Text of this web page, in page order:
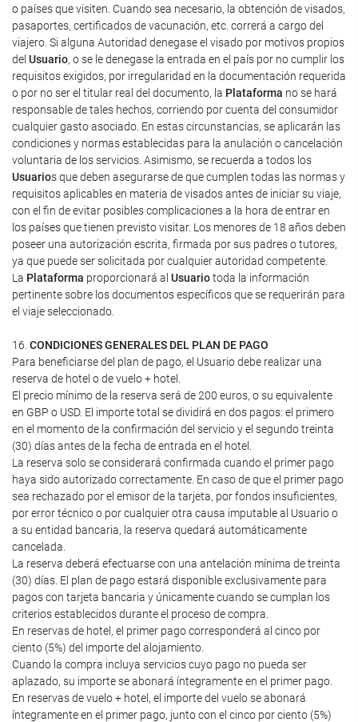
o países que visiten. Cuando sea necesario, la obtención de visados,
pasaportes, certificados de vacunación, etc. correrá a cargo del
viajero. Si alguna Autoridad denegase el visado por motivos propios
del Usuario, o se le denegase la entrada en el país por no cumplir los
requisitos exigidos, por irregularidad en la documentación requerida
o por no ser el titular real del documento, la Plataforma no se hará
responsable de tales hechos, corriendo por cuenta del consumidor
cualquier gasto asociado. En estas circunstancias, se aplicarán las
condiciones y normas establecidas para la anulación o cancelación
voluntaria de los servicios. Asimismo, se recuerda a todos los
Usuarios que deben asegurarse de que cumplen todas las normas y
requisitos aplicables en materia de visados antes de iniciar su viaje,
con el fin de evitar posibles complicaciones a la hora de entrar en
los países que tienen previsto visitar. Los menores de 18 años deben
poseer una autorización escrita, firmada por sus padres o tutores,
ya que puede ser solicitada por cualquier autoridad competente.
La Plataforma proporcionará al Usuariotoda la información
pertinente sobre los documentos específicos que se requerirán para
el viaje seleccionado.
16. CONDICIONES GENERALES DEL PLAN DE PAGO
Para beneficiarse del plan de pago, el Usuario debe realizar una
reserva de hotel o de vuelo + hotel.
El precio mínimo de la reserva será de 200 euros, o su equivalente
en GBP o USD. El importe total se dividirá en dos pagos: el primero
en el momento de la confirmación del servicio y el segundo treinta
(30) días antes de la fecha de entrada en el hotel.
La reserva solo se considerará confirmada cuando el primer pago
haya sido autorizado correctamente. En caso de que el primer pago
sea rechazado por el emisor de la tarjeta, por fondos insuficientes,
por error técnico o por cualquier otra causa imputable al Usuario o
a su entidad bancaria, la reserva quedará automáticamente
cancelada.
La reserva deberá efectuarse con una antelación mínima de treinta
(30) días. El plan de pago estará disponible exclusivamente para
pagos con tarjeta bancaria y únicamente cuando se cumplan los
criterios establecidos durante el proceso de compra.
En reservas de hotel, el primer pago corresponderá al cinco por
ciento (5%) del importe del alojamiento.
Cuando la compra incluya servicios cuyo pago no pueda ser
aplazado, su importe se abonará íntegramente en el primer pago.
En reservas de vuelo + hotel, el importe del vuelo se abonará
íntegramente en el primer pago, junto con el cinco por ciento (5%)